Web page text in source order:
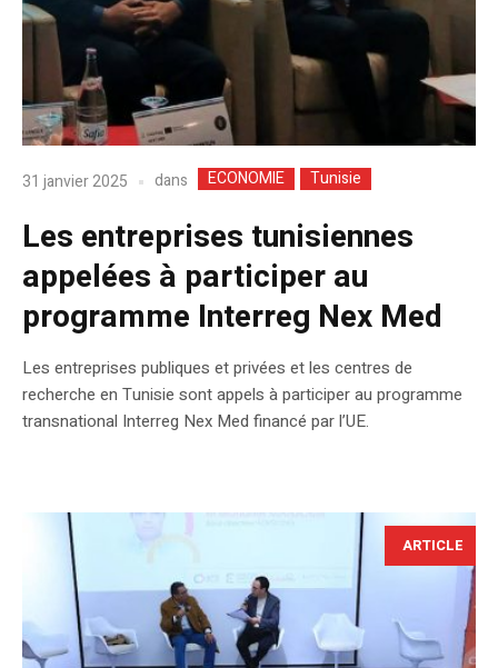
31 janvier 2025 dans ECONOMIE Tunisie
Les entreprises tunisiennes
appelées à participer au
programme Interreg Nex Med
Les entreprises publiques et privées et les centres de
recherche en Tunisie sont appels à participer au programme
transnational Interreg Nex Med financé par l’UE.
ARTICLE